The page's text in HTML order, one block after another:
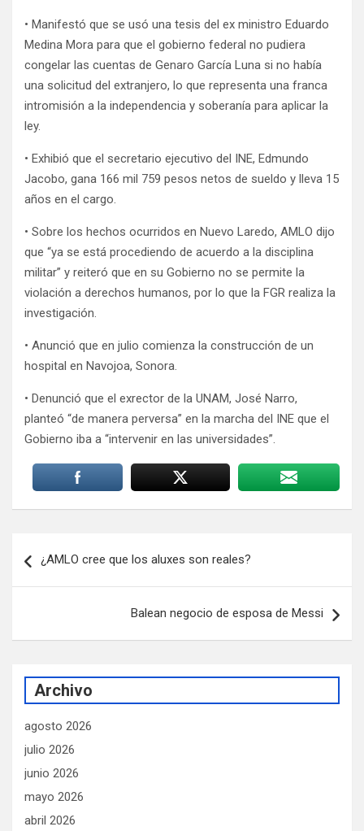
• Manifestó que se usó una tesis del ex ministro Eduardo
Medina Mora para que el gobierno federal no pudiera
congelar las cuentas de Genaro García Luna si no había
una solicitud del extranjero, lo que representa una franca
intromisión a la independencia y soberanía para aplicar la
ley.
• Exhibió que el secretario ejecutivo del INE, Edmundo
Jacobo, gana 166 mil 759 pesos netos de sueldo y lleva 15
años en el cargo.
• Sobre los hechos ocurridos en Nuevo Laredo, AMLO dijo
que “ya se está procediendo de acuerdo a la disciplina
militar” y reiteró que en su Gobierno no se permite la
violación a derechos humanos, por lo que la FGR realiza la
investigación.
• Anunció que en julio comienza la construcción de un
hospital en Navojoa, Sonora.
• Denunció que el exrector de la UNAM, José Narro,
planteó “de manera perversa” en la marcha del INE que el
Gobierno iba a “intervenir en las universidades”.
de
¿AMLO cree que los aluxes son reales?
Balean negocio de esposa de Messi
Archivo
agosto 2026
julio 2026
junio 2026
mayo 2026
abril 2026